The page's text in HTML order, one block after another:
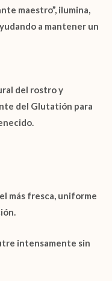
maestro”, ilumina,
a mantener un
del rostro y
del Glutatión para
más fresca, uniforme
intensamente sin